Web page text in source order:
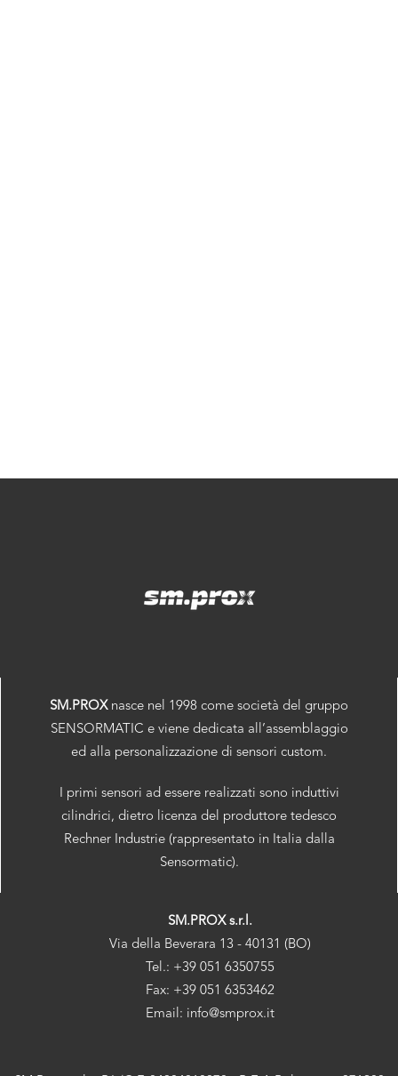
SM.PROXnasce nel 1998 come società del gruppo
SENSORMATIC e viene dedicata all’assemblaggio
ed alla personalizzazione di sensori custom.
I primi sensori ad essere realizzati sono induttivi
cilindrici, dietro licenza del produttore tedesco
Rechner Industrie (rappresentato in Italia dalla
Sensormatic).
SM.PROX s.r.l.
Via della Beverara 13 - 40131 (BO)
Tel.: +39 051 6350755
Fax: +39 051 6353462
Email: info@smprox.it